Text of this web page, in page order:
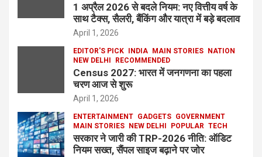
1 अप्रैल 2026 से बदले नियम: नए वित्तीय वर्ष के
साथ टैक्स, सैलरी, बैंकिंग और यात्रा में बड़े बदलाव
April 1, 2026
EDITOR'S PICK INDIA MAIN STORIES
NATION
NEW DELHI
RECOMMENDED
Census 2027: भारत में जनगणना का पहला
चरण आज से शुरू
April 1, 2026
ENTERTAINMENT GADGETS GOVERNMENT
MAIN STORIES
NEW DELHI POPULAR TECH
सरकार ने जारी की TRP-2026 नीति: ऑडिट
नियम सख्त, सैंपल साइज बढ़ाने पर जोर